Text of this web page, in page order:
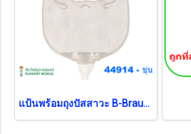
แป้นพร้อมถุงปัสสาวะ B-Braun 12-55 มม. (ขุ่น) (044914) (1 ชิ้น)